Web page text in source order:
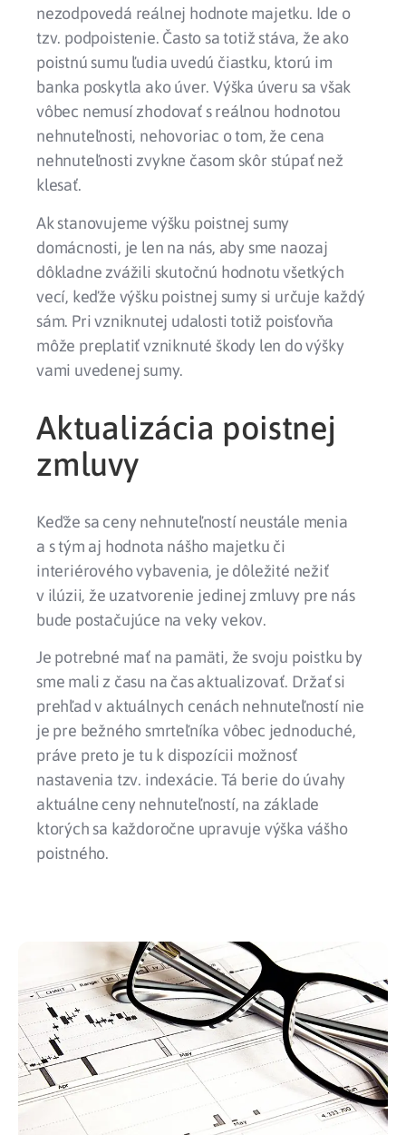
nezodpovedá reálnej hodnote majetku. Ide o
tzv. podpoistenie. Často sa totiž stáva, že ako
poistnú sumu ľudia uvedú čiastku, ktorú im
banka poskytla ako úver. Výška úveru sa však
vôbec nemusí zhodovať s reálnou hodnotou
nehnuteľnosti, nehovoriac o tom, že cena
nehnuteľnosti zvykne časom skôr stúpať než
klesať.
Ak stanovujeme výšku poistnej sumy
domácnosti, je len na nás, aby sme naozaj
dôkladne zvážili skutočnú hodnotu všetkých
vecí, keďže výšku poistnej sumy si určuje každý
sám. Pri vzniknutej udalosti totiž poisťovňa
môže preplatiť vzniknuté škody len do výšky
vami uvedenej sumy.
Aktualizácia poistnej
zmluvy
Keďže sa ceny nehnuteľností neustále menia
a s tým aj hodnota nášho majetku či
interiérového vybavenia, je dôležité nežiť
v ilúzii, že uzatvorenie jedinej zmluvy pre nás
bude postačujúce na veky vekov.
Je potrebné mať na pamäti, že svoju poistku by
sme mali z času na čas aktualizovať. Držať si
prehľad v aktuálnych cenách nehnuteľností nie
je pre bežného smrteľníka vôbec jednoduché,
práve preto je tu k dispozícii možnosť
nastavenia tzv. indexácie. Tá berie do úvahy
aktuálne ceny nehnuteľností, na základe
ktorých sa každoročne upravuje výška vášho
poistného.